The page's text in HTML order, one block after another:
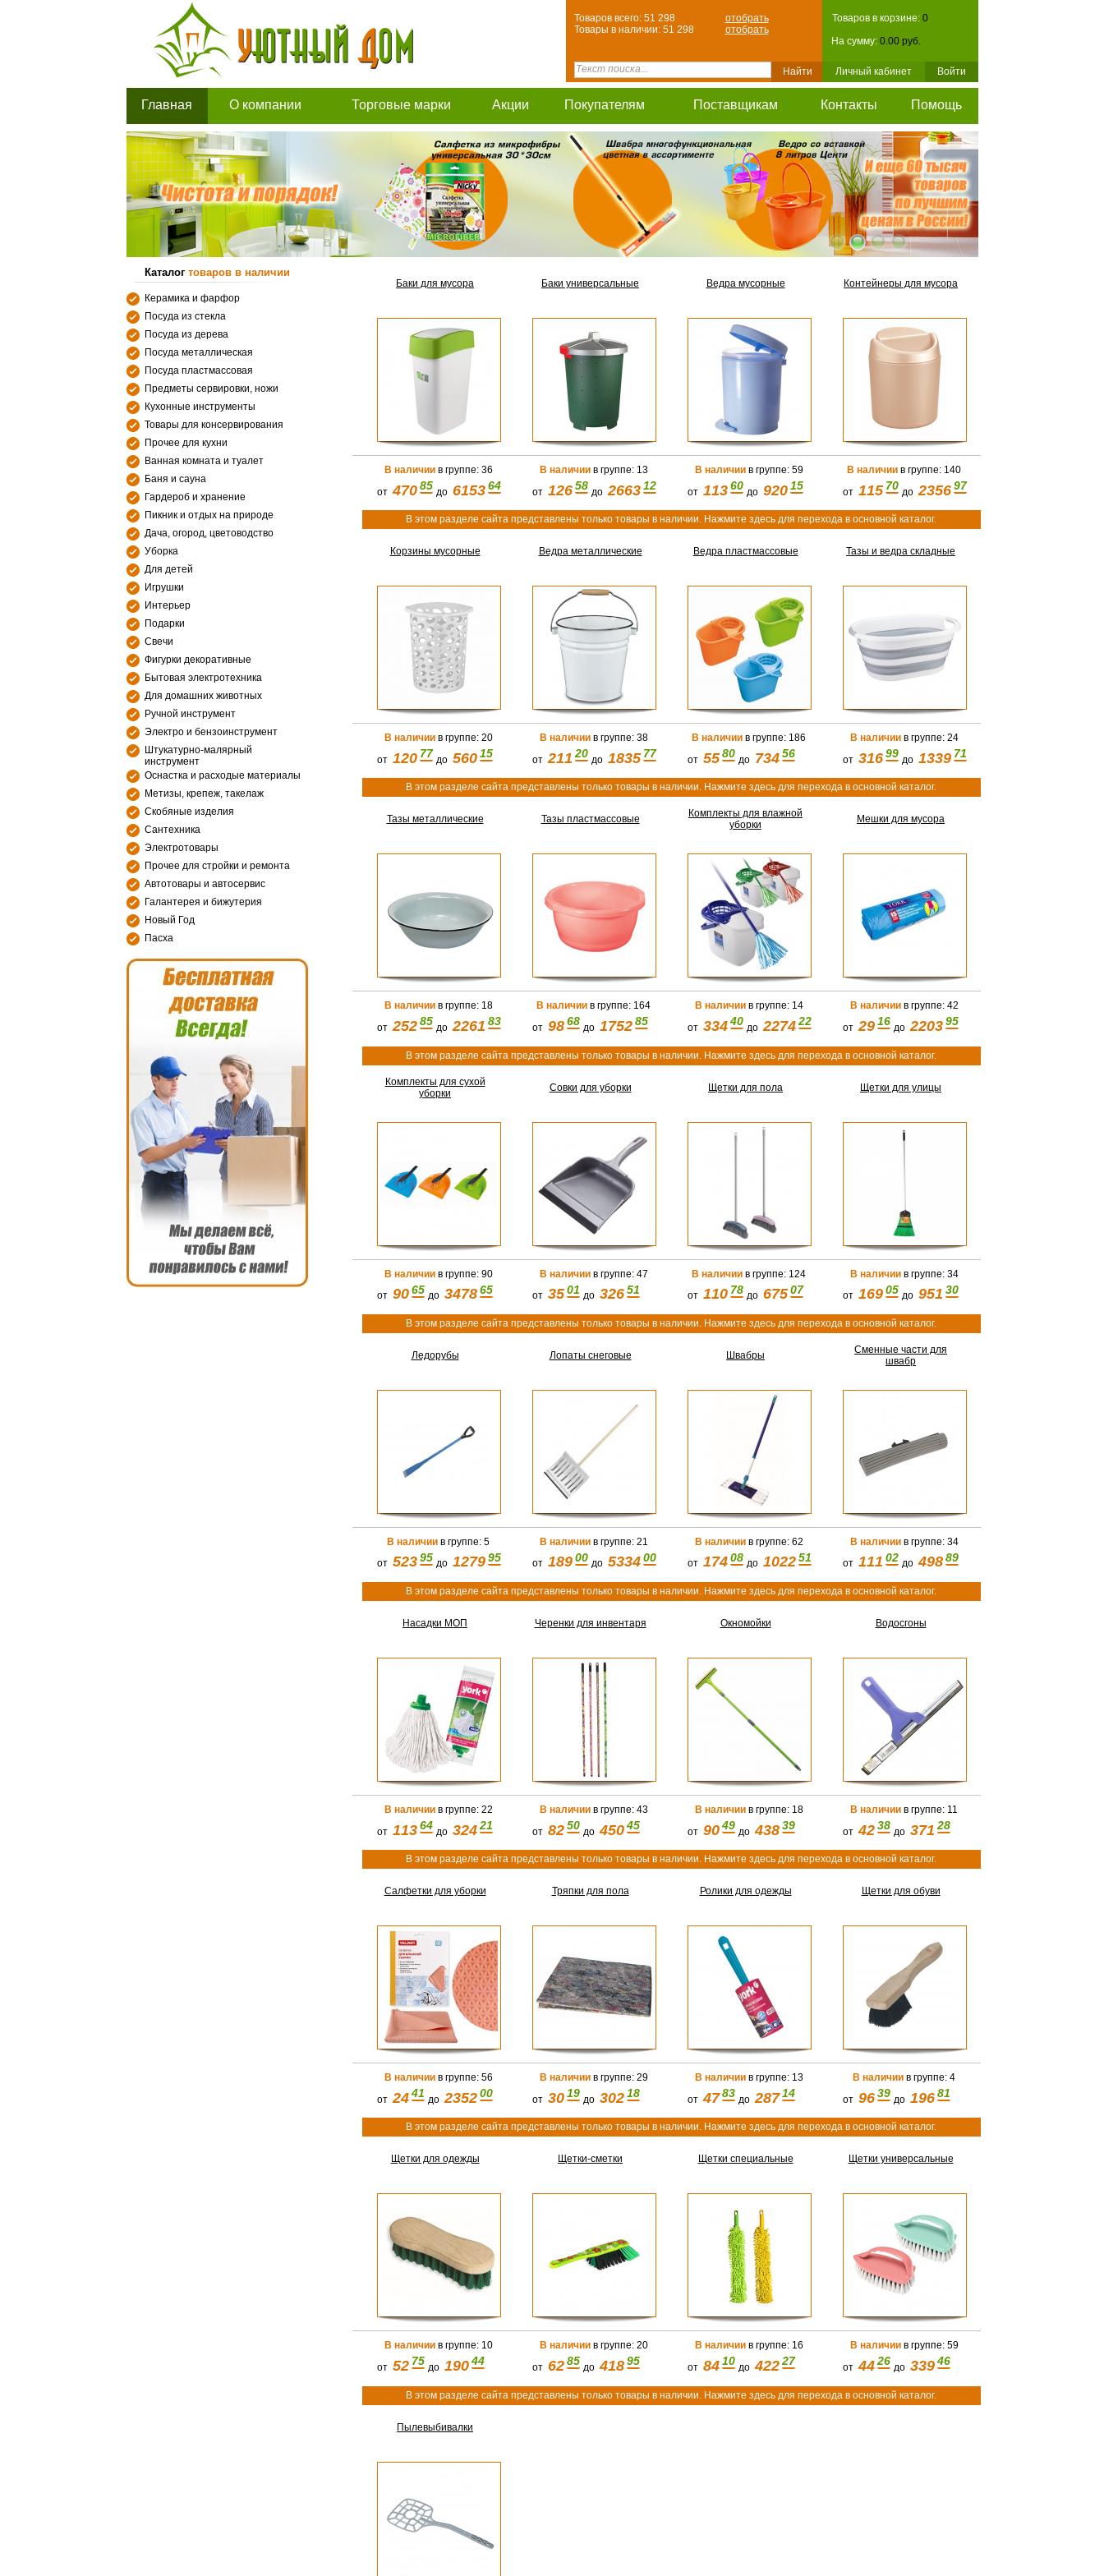
Товаров в корзине: 0
На сумму: 0.00 руб.
Личный кабинет Войти
Товаров всего: 51 298
отобрать
Товары в наличии: 51 298
отобрать
Главная О компании Торговые марки Акции Покупателям Поставщикам Контакты Помощь
Каталог товаров в наличии
Керамика и фарфор
Посуда из стекла
Посуда из дерева
Посуда металлическая
Посуда пластмассовая
Предметы сервировки, ножи
Кухонные инструменты
Товары для консервирования
Прочее для кухни
Ванная комната и туалет
Баня и сауна
Гардероб и хранение
Пикник и отдых на природе
Дача, огород, цветоводство
Уборка
Для детей
Игрушки
Интерьер
Подарки
Свечи
Фигурки декоративные
Бытовая электротехника
Для домашних животных
Ручной инструмент
Электро и бензоинструмент
Штукатурно-малярный
инструмент
Оснастка и расходые материалы
Метизы, крепеж, такелаж
Скобяные изделия
Сантехника
Электротовары
Прочее для стройки и ремонта
Автотовары и автосервис
Галантерея и бижутерия
Новый Год
Пасха
Баки для мусора
В наличиив группе: 36
от470 85до 6153 64
Баки универсальные
В наличиив группе: 13
от 126 58до 2663 12
Ведра мусорные
В наличиив группе: 59
от 113 60до 920 15
Контейнеры для мусора
В наличии в группе: 140
от 115 70до 2356 97
В этом разделе сайта представлены только товары в наличии. Нажмите здесь для перехода в основной каталог.
Корзины мусорные
В наличиив группе: 20
от 120 77до 560 15
Ведра металлические
В наличиив группе: 38
от 211 20до 1835 77
Ведра пластмассовые
В наличии в группе: 186
от 55 80до 734 56
Тазы и ведра складные
В наличиив группе: 24
от 316 99до 1339 71
В этом разделе сайта представлены только товары в наличии. Нажмите здесь для перехода в основной каталог.
Тазы металлические
В наличиив группе: 18
от252 85до2261 83
Тазы пластмассовые
В наличии в группе: 164
от 98 68до 1752 85
Комплекты для влажной
уборки
В наличиив группе: 14
от 334 40до2274 22
Мешки для мусора
В наличиив группе: 42
от29 16до2203 95
В этом разделе сайта представлены только товары в наличии. Нажмите здесь для перехода в основной каталог.
Комплекты для сухой
уборки
В наличиив группе: 90
от 90 65до 3478 65
Совки для уборки
В наличиив группе: 47
от 35 01до 326 51
Щетки для пола
В наличии в группе: 124
от 110 78до 675 07
Щетки для улицы
В наличиив группе: 34
от 169 05до 951 30
В этом разделе сайта представлены только товары в наличии. Нажмите здесь для перехода в основной каталог.
Ледорубы
В наличии в группе: 5
от 523 95до 1279 95
Лопаты снеговые
В наличиив группе: 21
от 189 00до 5334 00
Швабры
В наличиив группе: 62
от 174 08до 1022 51
Сменные части для
швабр
В наличиив группе: 34
от 111 02до498 89
В этом разделе сайта представлены только товары в наличии. Нажмите здесь для перехода в основной каталог.
Насадки МОП
В наличиив группе: 22
от 113 64до 324 21
Черенки для инвентаря
В наличиив группе: 43
от 82 50до450 45
Окномойки
В наличиив группе: 18
от 90 49до438 39
Водосгоны
В наличии в группе: 11
от42 38до 371 28
В этом разделе сайта представлены только товары в наличии. Нажмите здесь для перехода в основной каталог.
Салфетки для уборки
В наличиив группе: 56
от 24 41до 2352 00
Тряпки для пола
В наличиив группе: 29
от 30 19до 302 18
Ролики для одежды
В наличиив группе: 13
от47 83до 287 14
Щетки для обуви
В наличии в группе: 4
от 96 39до 196 81
В этом разделе сайта представлены только товары в наличии. Нажмите здесь для перехода в основной каталог.
Щетки для одежды
В наличиив группе: 10
от 52 75до 190 44
Щетки-сметки
В наличиив группе: 20
от 62 85до418 95
Щетки специальные
В наличиив группе: 16
от 84 10до422 27
Щетки универсальные
В наличиив группе: 59
от44 26до 339 46
В этом разделе сайта представлены только товары в наличии. Нажмите здесь для перехода в основной каталог.
Пылевыбивалки